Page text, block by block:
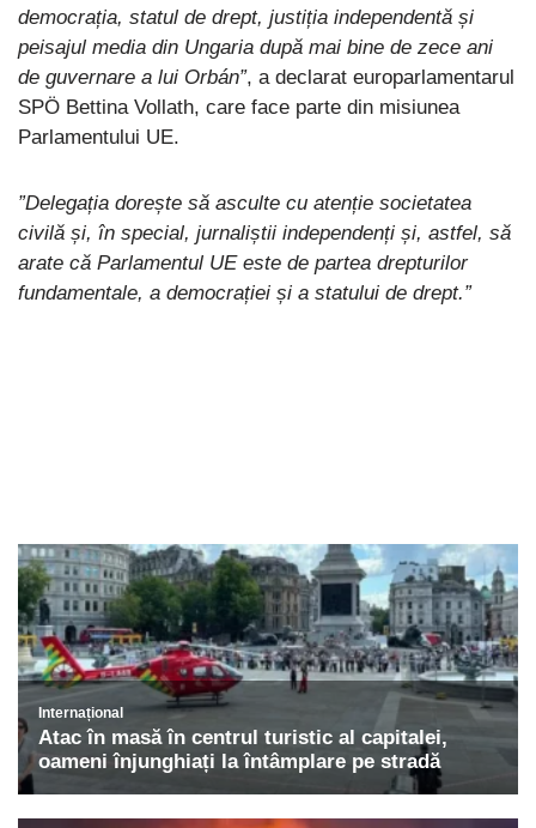
democrația, statul de drept, justiția independentă și
peisajul media din Ungaria după mai bine de zece ani
de guvernare a lui Orbán”, a declarat europarlamentarul
SPÖ Bettina Vollath, care face parte din misiunea
Parlamentului UE.
”Delegația dorește să asculte cu atenție societatea
civilă și, în special, jurnaliștii independenți și, astfel, să
arate că Parlamentul UE este de partea drepturilor
fundamentale, a democrației și a statului de drept.”